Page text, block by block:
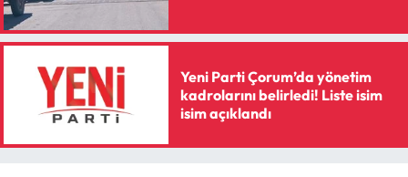
Yeni Parti Çorum’da yönetim
kadrolarını belirledi! Liste isim
isim açıklandı